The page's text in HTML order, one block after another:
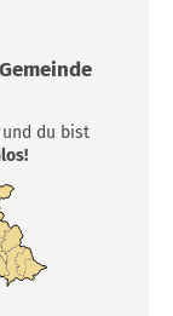
du bist